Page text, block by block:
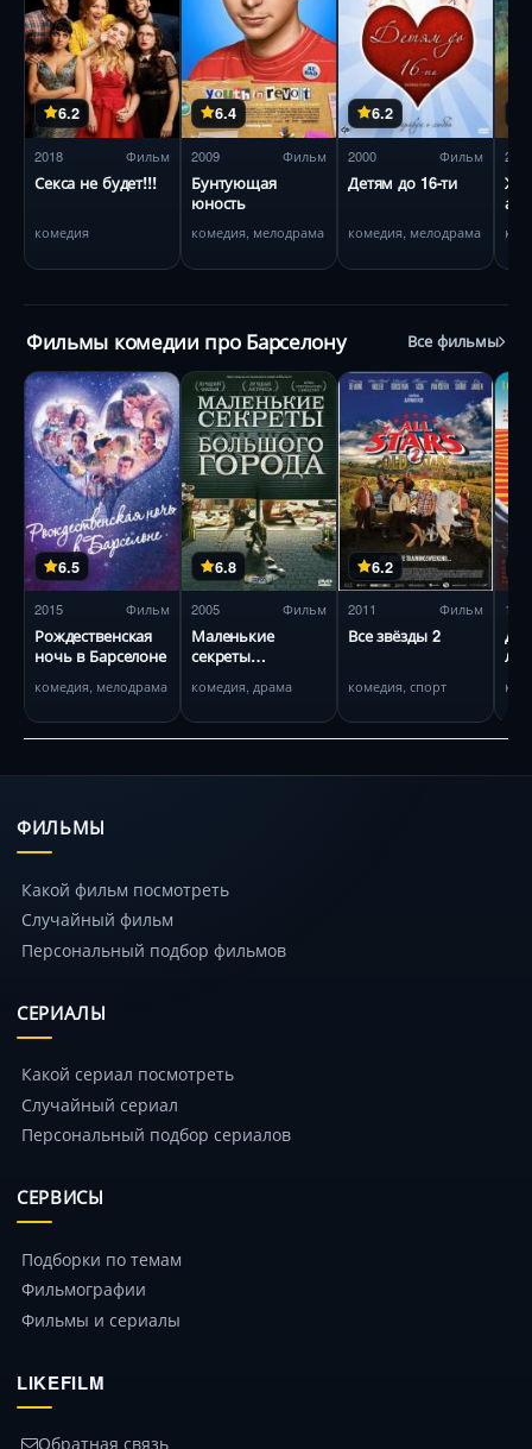
6.2
2018 Фильм
Секса не будет!!!
комедия
6.4
2009 Фильм
Бунтующая
юность
комедия, мелодрама
6.2
2000 Фильм
Детям до 16-ти
комедия, мелодрама
2001
Фильмы комедии про Барселону Все фильмы
6.5
2015 Фильм
Рождественская
ночь в Барселоне
комедия, мелодрама
6.8
2005 Фильм
Маленькие
секреты
комедия, драма
6.2
2011 Фильм
Все звёзды 2
комедия, спорт
1993
ФИЛЬМЫ
Какой фильм посмотреть
Случайный фильм
Персональный подбор фильмов
СЕРИАЛЫ
Какой сериал посмотреть
Случайный сериал
Персональный подбор сериалов
СЕРВИСЫ
Подборки по темам
Фильмографии
Фильмы и сериалы
LIKEFILM
Обратная связь